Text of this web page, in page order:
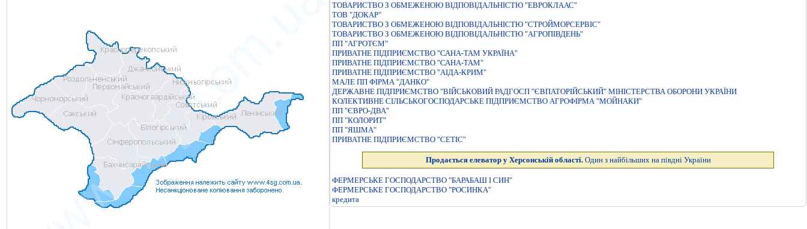
ТОВАРИСТВО З ОБМЕЖЕНОЮ ВIДПОВIДАЛЬНIСТЮ "ЕВРОКЛААС"
ТОВ "ДОКАР"
ТОВАРИСТВО З ОБМЕЖЕНОЮ ВІДПОВІДАЛЬНІСТЮ "СТРОЙМОРСЕРВІС"
ТОВАРИСТВО З ОБМЕЖЕНОЮ ВIДПОВIДАЛЬНIСТЮ "АГРОПIВДЕНЬ"
ПП "АГРОТЄМ"
ПРИВАТНЕ ПІДПРИЄМСТВО "САНА-ТАМ УКРАЇНА"
ПРИВАТНЕ ПІДПРИЄМСТВО "САНА-ТАМ"
ПРИВАТНЕ ПIДПРИЄМСТВО "АIДА-КРИМ"
МАЛЕ ПП ФІРМА "ДАНКО"
ДЕРЖАВНЕ ПIДПРИЄМСТВО "ВIЙСЬКОВИЙ РАДГОСП "ЄВПАТОРIЙСЬКИЙ" МIНIСТЕРСТВА ОБОРОНИ УКРАЇНИ
КОЛЕКТИВНЕ СIЛЬСЬКОГОСПОДАРСЬКЕ ПIДПРИЄМСТВО АГРОФIРМА "МОЙНАКИ"
ПП "ЄВРО-ДВА"
ПП "КОЛОРИТ"
ПП "ЯШМА"
ПРИВАТНЕ ПIДПРИЄМСТВО "СЕТIС"
Продається елеватор у Херсонській області. Один з найбільших на півдні України
ФЕРМЕРСЬКЕ ГОСПОДАРСТВО "БАРАБАШ I СИН"
ФЕРМЕРСЬКЕ ГОСПОДАРСТВО "РОСИНКА"
кредита